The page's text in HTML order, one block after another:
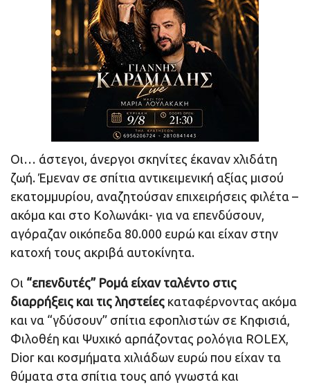
Οι… άστεγοι, άνεργοι σκηνίτες έκαναν χλιδάτη
ζωή. Έμεναν σε σπίτια αντικειμενική αξίας μισού
εκατομμυρίου, αναζητούσαν επιχειρήσεις φιλέτα –
ακόμα και στο Κολωνάκι- για να επενδύσουν,
αγόραζαν οικόπεδα 80.000 ευρώ και είχαν στην
κατοχή τους ακριβά αυτοκίνητα.
Οι “επενδυτές” Ρομά είχαν ταλέντο στις
διαρρήξεις και τις ληστείες καταφέρνοντας ακόμα
και να “γδύσουν” σπίτια εφοπλιστών σε Κηφισιά,
Φιλοθέη και Ψυχικό αρπάζοντας ρολόγια ROLEX,
Dior και κοσμήματα χιλιάδων ευρώ που είχαν τα
θύματα στα σπίτια τους από γνωστά και